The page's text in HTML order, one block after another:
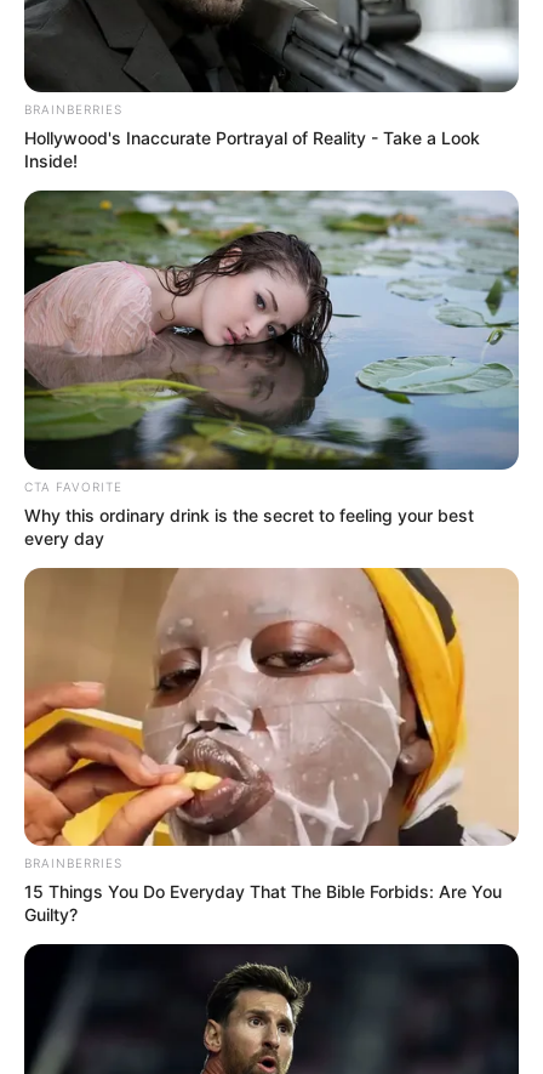
Το Judicial Watch
αποκαλύπτει το σχέδιο
προπαγάνδας της
κυβέρνησης Μπάιντεν για
την...
ΚΑΝΕΝΑΣ ΑΠΟ ΑΥΤΟΥΣ ΠΟΥ
ΕΤΡΕΞΑΝ ΤΗΝ ΑΤΖΕΝΤΑ ΤΟΥ
ΚΟΡΟΝΑ ΔΕΝ ΜΠΟΡΕΙ ΝΑ...
ΥΒΡΙΣ ΑΤΙΣ ΝΕΜΕΣΙΣ ΤΙΣΙΣ. Η
ΕΛΛΗΝΙΚΗ ΗΘΙΚΗ.
Εφημερίδες και ΜΜΕ που
χρηματοδοτούνται από τον
George Soros
Ο γιος μου Hunter !! Ξεκινάει τον
Σεπτέμβρη η προβολή της ταινίας...
Παρασκευή, 19 Αυγούστου 2022, 15:24
ΘΑ ΓΙΝΕΙ ΧΑMΟΣ – Στις...
Η Εξέγερση των Φωτεινών
Όντων Κατά Ερπετοειδών
Βρισκόμαστε Στην
οικονομική άβυσσο;
BRAINBERRIES
Hollywood's Inaccurate Portrayal of Reality - Take a Look
Inside!
CTA FAVORITE
Why this ordinary drink is the secret to feeling your best
every day
BRAINBERRIES
15 Things You Do Everyday That The Bible Forbids: Are You
Guilty?